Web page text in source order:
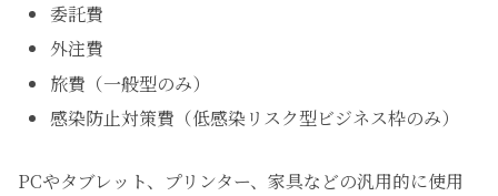
委託費
外注費
旅費（一般型のみ）
感染防止対策費（低感染リスク型ビジネス枠のみ）
PCやタブレット、プリンター、家具などの汎用的に使用